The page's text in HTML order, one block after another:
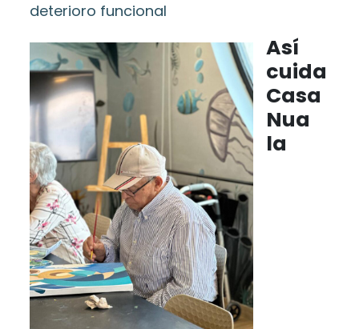
deterioro funcional
Así
cuida
Casa
Nua
la